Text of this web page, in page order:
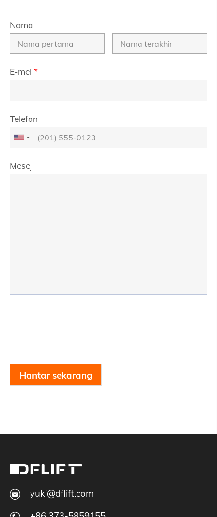
Nama
E-mel *
Telefon
Mesej
Hantar sekarang
yuki@dflift.com